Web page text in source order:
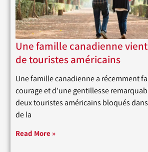
Une famille canadienne
de touristes américains
Une famille canadienne a récemment
courage et d’une gentillesse
deux touristes américains bloqués
de la
Read More »